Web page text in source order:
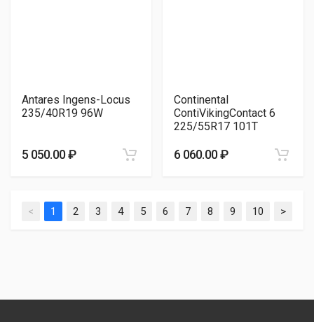
Antares Ingens-Locus
235/40R19 96W
5 050.00 ₽
Continental
ContiVikingContact 6
225/55R17 101T
6 060.00 ₽
< 1 2 3 4 5 6 7 8 9 10 >